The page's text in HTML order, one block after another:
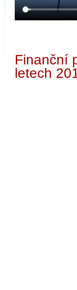
Finanční
letech